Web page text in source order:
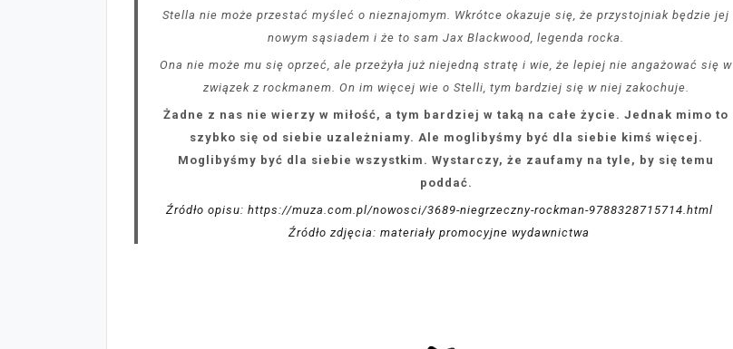
Stella nie może przestać myśleć o nieznajomym. Wkrótce okazuje się, że przystojniak będzie jej
nowym sąsiadem i że to sam Jax Blackwood, legenda rocka.
Ona nie może mu się oprzeć, ale przeżyła już niejedną stratę i wie, że lepiej nie angażować się w
związek z rockmanem. On im więcej wie o Stelli, tym bardziej się w niej zakochuje.
Żadne z nas nie wierzy w miłość, a tym bardziej w taką na całe życie. Jednak mimo to
szybko się od siebie uzależniamy. Ale moglibyśmy być dla siebie kimś więcej.
Moglibyśmy być dla siebie wszystkim. Wystarczy, że zaufamy na tyle, by się temu
poddać.
Źródło opisu: https://muza.com.pl/nowosci/3689-niegrzeczny-rockman-9788328715714.html
Źródło zdjęcia: materiały promocyjne wydawnictwa